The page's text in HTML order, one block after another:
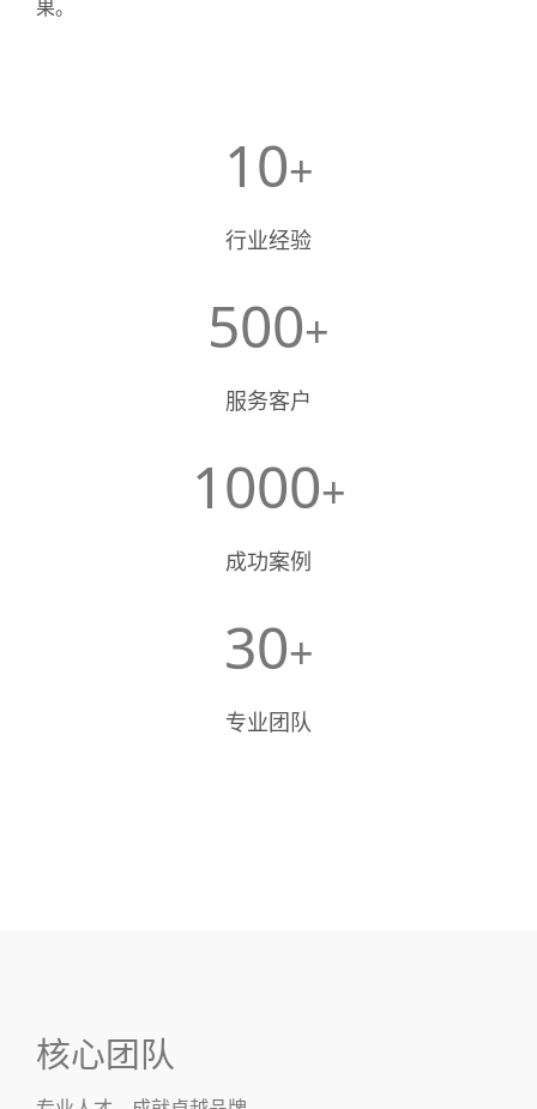
果。
10+
行业经验
500+
服务客户
1000+
成功案例
30+
专业团队
核心团队